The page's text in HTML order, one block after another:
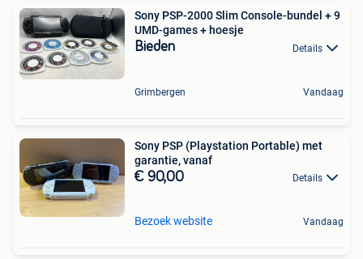
Sony PSP-2000 Slim Console-bundel + 9
UMD-games + hoesje
Bieden Details
Grimbergen Vandaag
Sony PSP (Playstation Portable) met
garantie, vanaf
€ 90,00 Details
Bezoek website Vandaag